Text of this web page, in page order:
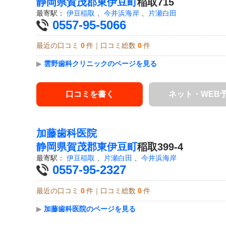
最寄駅： 伊豆稲取 今井浜海岸 片瀬白田
0557-95-5066
最近の口コミ 0 件｜口コミ総数 0 件
▶ 雲野歯科クリニックのページを見る
口コミを書く ネット・WEB
加藤歯科医院
静岡県賀茂郡東伊豆町稲取399-4
最寄駅： 伊豆稲取 、 片瀬白田 、 今井浜海岸
0557-95-2327
最近の口コミ 0 件｜口コミ総数 0 件
▶ 加藤歯科医院のページを見る